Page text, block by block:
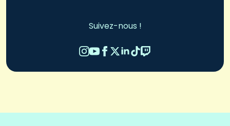
Suivez-nous !